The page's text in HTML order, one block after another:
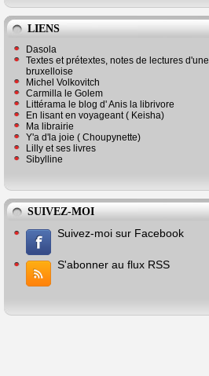
LIENS
Dasola
Textes et prétextes, notes de lectures d'une
bruxelloise
Michel Volkovitch
Carmilla le Golem
Littérama le blog d' Anis la librivore
En lisant en voyageant ( Keisha)
Ma librairie
Y'a d'la joie ( Choupynette)
Lilly et ses livres
Sibylline
SUIVEZ-MOI
Suivez-moi sur Facebook
S'abonner au flux RSS